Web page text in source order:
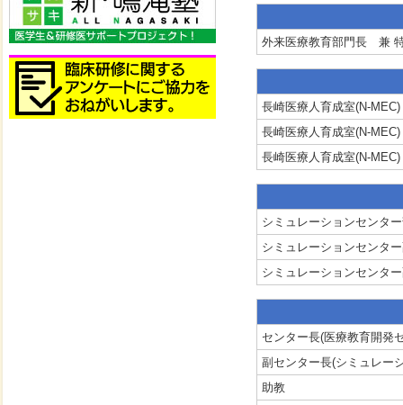
外来医療教育部門長 兼
長崎医療人育成室(N-
長崎医療人育成室(N-
長崎医療人育成室(N-
シミュレーションセンタ
シミュレーションセンタ
シミュレーションセンタ
センター長(医療教育開発
副センター長(シミュレー
助教